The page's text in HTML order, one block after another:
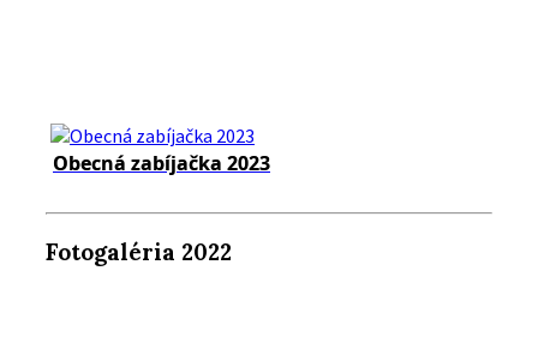
Obecná zabíjačka 2023
Fotogaléria 2022